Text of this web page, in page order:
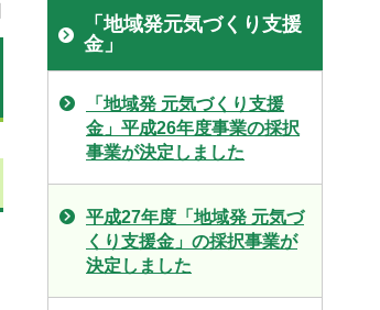
「地域発元気づくり支援
金」
「地域発 元気づくり支援
金」平成26年度事業の採択
事業が決定しました
平成27年度「地域発 元気づ
くり支援金」の採択事業が
決定しました